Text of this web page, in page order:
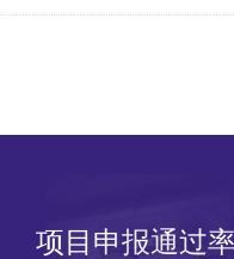
项目申报通过